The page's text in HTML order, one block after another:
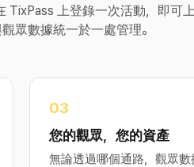
上登錄一次活動，即可
眾數據統一於一處管理。
03
您的觀眾，您的資產
無論透過哪個通路，觀眾數